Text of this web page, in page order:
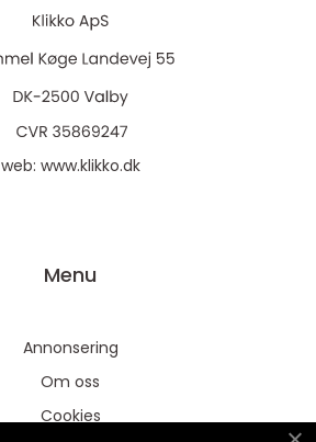
web: www.klikko.dk
Menu
Annonsering
Om oss
Cookies